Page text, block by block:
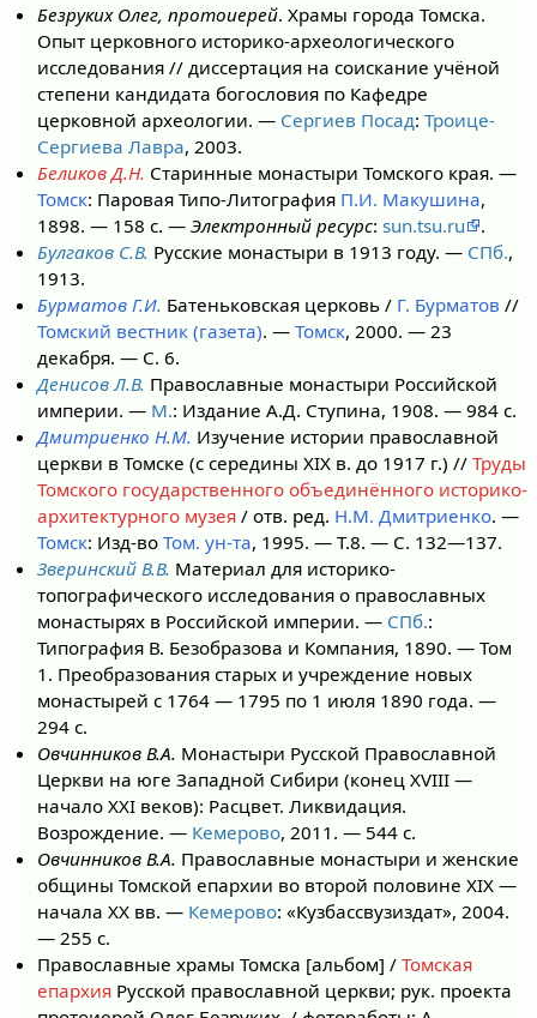
Безруких Олег, протоиерей. Храмы города Томска.
Опыт церковного историко-археологического
исследования // диссертация на соискание учёной
степени кандидата богословия по Кафедре
церковной археологии. — Сергиев Посад:Троице-
Сергиева Лавра, 2003.
Беликов Д.Н. Старинные монастыри Томского края. —
Томск: Паровая Типо-Литография П.И. Макушина,
1898. — 158 с. —Электронный ресурс:sun.tsu.ru
.
Булгаков С.В. Русские монастыри в 1913 году. — СПб.,
1913.
Бурматов Г.И. Батеньковская церковь / Г. Бурматов //
Томский вестник (газета). —Томск, 2000. — 23
декабря. — С. 6.
Денисов Л.В. Православные монастыри Российской
империи. — М.: Издание А.Д. Ступина, 1908. — 984 с.
Дмитриенко Н.М. Изучение истории православной
церкви в Томске (с середины XIX в. до 1917 г.) //Труды
Томского государственного объединённого историко-
архитектурного музея / отв. ред. Н.М. Дмитриенко. —
Томск: Изд-воТом. ун-та, 1995. — Т.8. — С. 132—137.
Зверинский В.В. Материал для историко-
топографического исследования о православных
монастырях в Российской империи. — СПб.:
Типография В. Безобразова и Компания, 1890. — Том
1. Преобразования старых и учреждение новых
монастырей с 1764 — 1795 по 1 июля 1890 года. —
294 с.
Овчинников В.А. Монастыри Русской Православной
Церкви на юге Западной Сибири (конец XVIII —
начало XXI веков): Расцвет. Ликвидация.
Возрождение. — Кемерово, 2011. — 544 с.
Овчинников В.А. Православные монастыри и женские
общины Томской епархии во второй половине XIX —
начала XX вв. — Кемерово: «Кузбассвузиздат», 2004.
— 255 с.
Православные храмы Томска [альбом] /Томская
епархия Русской православной церкви; рук. проекта